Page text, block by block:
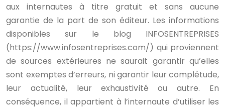
aux internautes à titre gratuit et sans aucune
garantie de la part de son éditeur. Les informations
disponibles sur le blog INFOSENTREPRISES
(https://www.infosentreprises.com/) qui proviennent
de sources extérieures ne saurait garantir qu’elles
sont exemptes d’erreurs, ni garantir leur complétude,
leur actualité, leur exhaustivité ou autre. En
conséquence, il appartient à l’internaute d’utiliser les